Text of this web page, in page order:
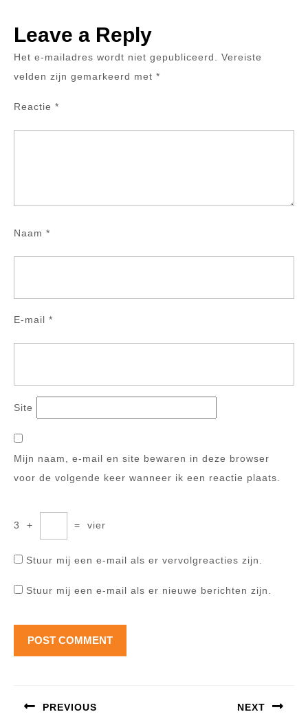
Leave a Reply
Het e-mailadres wordt niet gepubliceerd.
Vereiste
velden zijn gemarkeerd met *
Reactie *
Naam *
E-mail *
Site
Mijn naam, e-mail en site bewaren in deze browser
voor de volgende keer wanneer ik een reactie plaats.
3 + = vier
Stuur mij een e-mail als er vervolgreacties zijn.
Stuur mij een e-mail als er nieuwe berichten zijn.
PREVIOUS NEXT